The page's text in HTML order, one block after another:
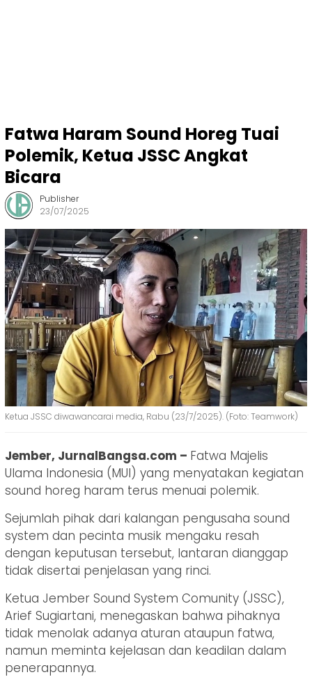
Fatwa Haram Sound Horeg Tuai
Polemik, Ketua JSSC Angkat
Bicara
Publisher
23/07/2025
Ketua JSSC diwawancarai media, Rabu (23/7/2025). (Foto: Teamwork)
Jember, JurnalBangsa.com – Fatwa Majelis
Ulama Indonesia (MUI) yang menyatakan kegiatan
sound horeg haram terus menuai polemik.
Sejumlah pihak dari kalangan pengusaha sound
system dan pecinta musik mengaku resah
dengan keputusan tersebut, lantaran dianggap
tidak disertai penjelasan yang rinci.
Ketua Jember Sound System Comunity (JSSC),
Arief Sugiartani, menegaskan bahwa pihaknya
tidak menolak adanya aturan ataupun fatwa,
namun meminta kejelasan dan keadilan dalam
penerapannya.